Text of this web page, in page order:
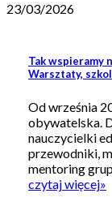
23/03/2026
Tak wspieramy
Warsztaty,
Od września
obywatelska.
nauczycielki
przewodniki,
mentoring
czytaj więcej»